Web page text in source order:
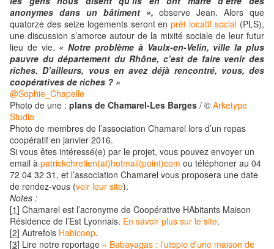
anonymes dans un bâtiment », observe Jean. Alors que
quatorze des seize logements seront enprêt locatif social (PLS),
une discussion s’amorce autour de la mixité sociale de leur futur
lieu de vie. « Notre problème à Vaulx-en-Velin, ville la plus
pauvre du département du Rhône, c’est de faire venir des
riches. D’ailleurs, vous en avez déjà rencontré, vous, des
coopératives de riches ? »
@Sophie_Chapelle
Photo de une : plans de Chamarel-Les Barges / © Arketype
Studio
Photo de membres de l’association Chamarel lors d’un repas
coopératif en janvier 2016.
Si vous êtes intéressé(e) par le projet, vous pouvez envoyer un
email à patrickchretien(at)hotmail(point)com ou téléphoner au 04
72 04 32 31, et l’association Chamarel vous proposera une date
de rendez-vous (voir leur site).
Notes :
[1] Chamarel est l’acronyme de Coopérative HAbitants Maison
Résidence de l’Est Lyonnais. En savoir plus sur le site.
[2] Autrefois Habicoop.
[3] Lire notre reportage « Babayagas : l’utopie d’une maison de